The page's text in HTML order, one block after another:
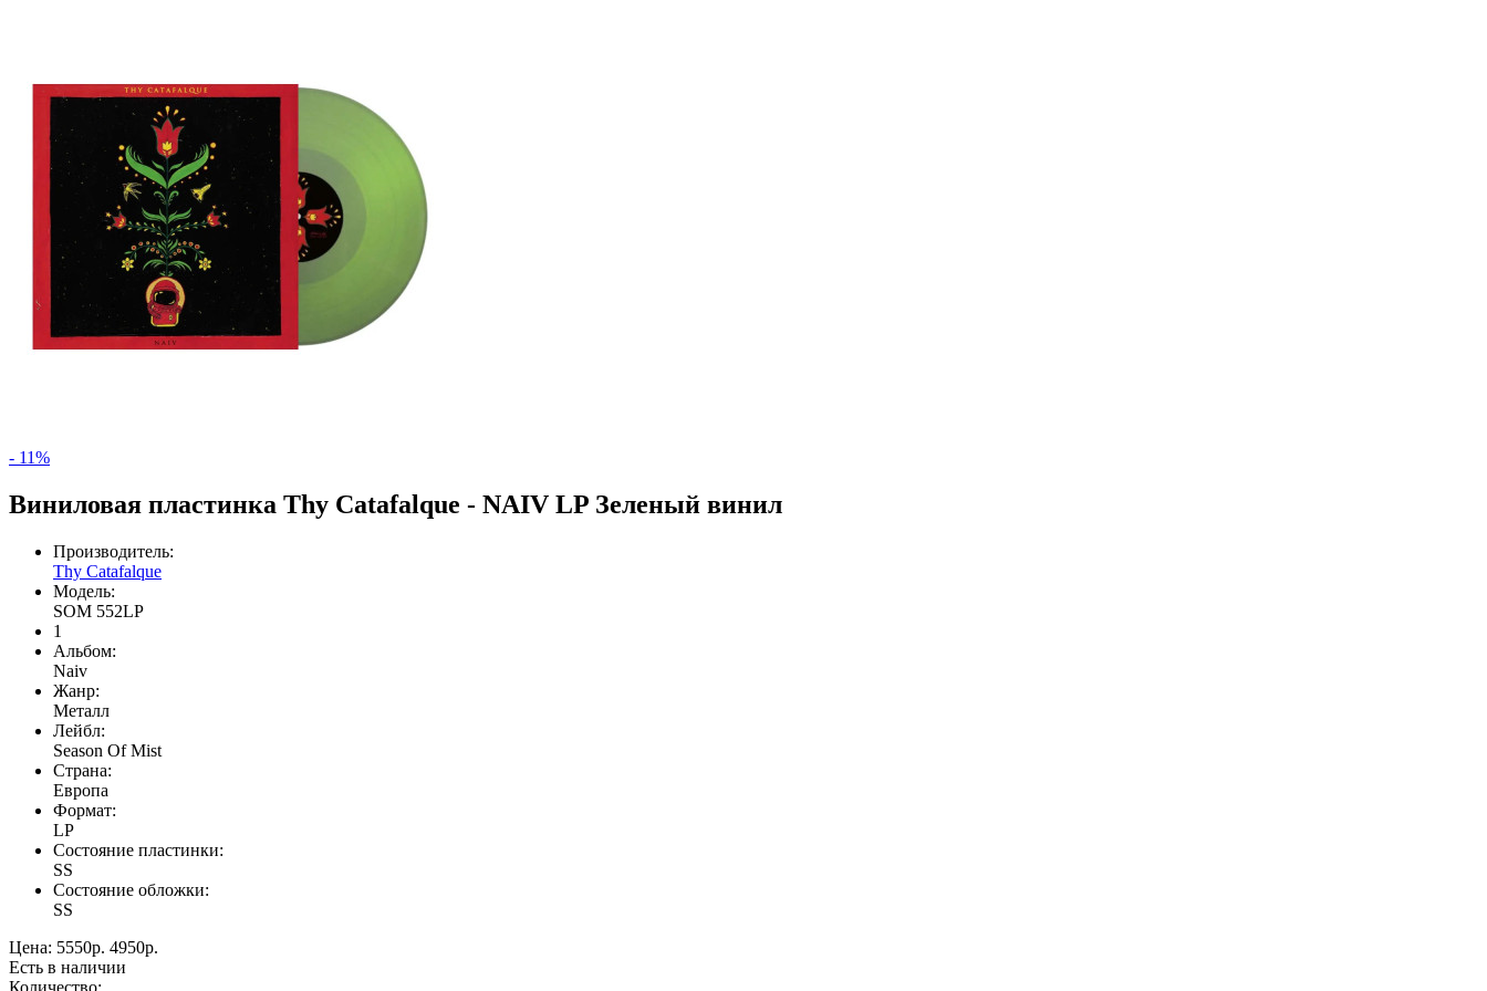
- 11%
Виниловая пластинка Thy Catafalque - NAIV LP Зеленый винил
Производитель:
Thy Catafalque
Модель:
SOM 552LP
1
Альбом:
Naiv
Жанр:
Meталл
Лейбл:
Season Of Mist
Страна:
Европа
Формат:
LP
Состояние пластинки:
SS
Состояние обложки:
SS
Цена: 5550р. 4950р.
Есть в наличии
Количество: